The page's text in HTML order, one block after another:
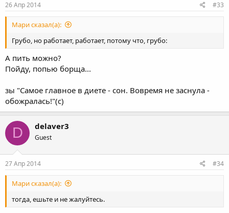
26 Апр 2014 #33
Мари сказал(а):
Грубо, но работает, работает, потому что, грубо:
А пить можно?
Пойду, попью борща...
зы "Самое главное в диете - сон. Вовремя не заснула -
обожралась!"(с)
D delaver3
Guest
27 Апр 2014 #34
Мари сказал(а):
тогда, ешьте и не жалуйтесь.